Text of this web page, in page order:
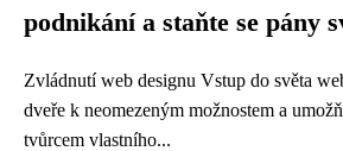
podnikání a staňte se pány
Zvládnutí web designu Vstup do světa
dveře k neomezeným možnostem a
tvůrcem vlastního...